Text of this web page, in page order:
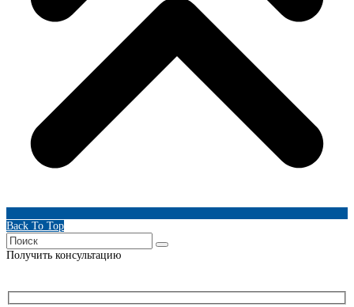
Back To Top
Получить консультацию